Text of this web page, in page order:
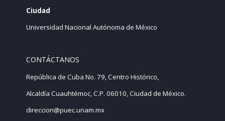
Ciudad
Universidad Nacional Autónoma de México
CONTÁCTANOS
República de Cuba No. 79, Centro Histórico,
Alcaldía Cuauhtémoc, C.P. 06010, Ciudad de México.
direccion@puec.unam.mx